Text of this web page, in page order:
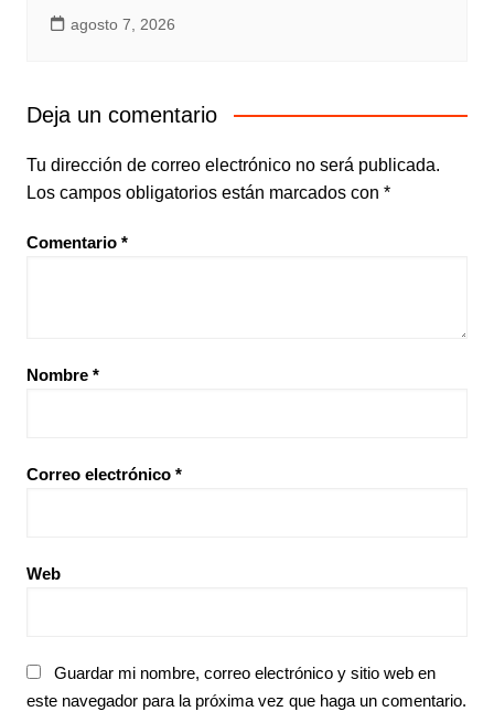
agosto 7, 2026
Deja un comentario
Tu dirección de correo electrónico no será publicada.
Los campos obligatorios están marcados con *
Comentario *
Nombre *
Correo electrónico *
Web
Guardar mi nombre, correo electrónico y sitio web en
este navegador para la próxima vez que haga un comentario.